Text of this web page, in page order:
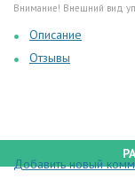
Внимание! Внешний вид
Описание
Отзывы
Добавить новый